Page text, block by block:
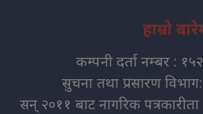
हाम्रो
कम्पनी दर्ता नम्बर :
सुचना तथा प्रसारण
सन् २०११ बाट नागरिक